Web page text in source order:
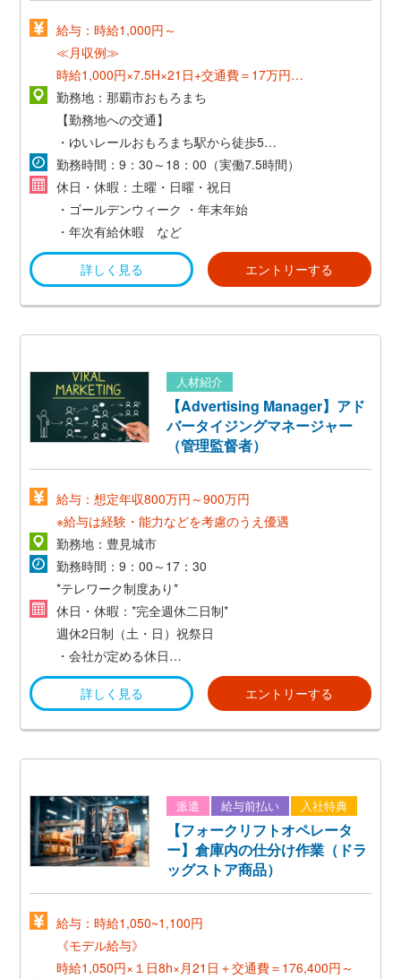
給与：時給1,000円～
≪月収例≫
時給1,000円×7.5H×21日+交通費＝17万円～
*交通費支給（当社規定有）*
勤務地：那覇市おもろまち
【勤務地への交通】
・ゆいレールおもろまち駅から徒歩5分
・通勤交通費支給（当社規定有）
勤務時間：9：30～18：00（実働7.5時間）
休日・休暇：土曜・日曜・祝日
・ゴールデンウィーク ・年末年始
・年次有給休暇 など
詳しく見る エントリーする
人材紹介
【Advertising Manager】アド
バータイジングマネージャー
（管理監督者）
給与：想定年収800万円～900万円
※給与は経験・能力などを考慮のうえ優遇
勤務地：豊見城市
勤務時間：9：00～17：30
*テレワーク制度あり*
休日・休暇：*完全週休二日制*
週休2日制（土・日）祝祭日
・会社が定める休日
・年次有給休暇 ほか
詳しく見る
エントリーする
派遣 給与前払い 入社特典
【フォークリフトオペレータ
ー】倉庫内の仕分け作業（ドラ
ッグストア商品）
給与：時給1,050~1,100円
《モデル給与》
時給1,050円×１日8h×月21日＋交通費＝176,400円～